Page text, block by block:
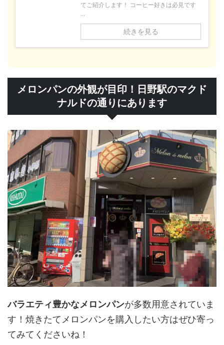
てご紹介します！ コーヒー好きは必見です
...
続きを見る
メロンパンの外観が目印！日野駅のマクド
ナルドの通りにあります
バラエティ豊かなメロンパンが多数用意されていま
す！焼きたてメロンパンを購入したい方はぜひ寄っ
てみてくださいね！